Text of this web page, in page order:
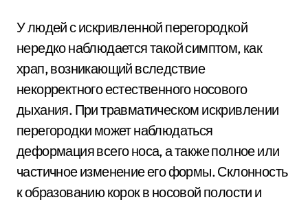
У людей с искривленной перегородкой
нередко наблюдается такой симптом, как
храп, возникающий вследствие
некорректного естественного носового
дыхания. При травматическом искривлении
перегородки может наблюдаться
деформация всего носа, а также полное или
частичное изменение его формы. Склонность
к образованию корок в носовой полости и